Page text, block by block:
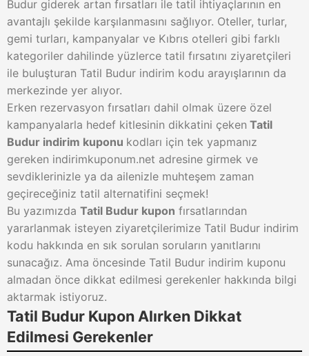
Budur giderek artan fırsatları ile tatil ihtiyaçlarının en
avantajlı şekilde karşılanmasını sağlıyor. Oteller, turlar,
gemi turları, kampanyalar ve Kıbrıs otelleri gibi farklı
kategoriler dahilinde yüzlerce tatil fırsatını ziyaretçileri
ile buluşturan Tatil Budur indirim kodu arayışlarının da
merkezinde yer alıyor.
Erken rezervasyon fırsatları dahil olmak üzere özel
kampanyalarla hedef kitlesinin dikkatini çeken Tatil
Budur indirim kuponu kodları için tek yapmanız
gereken indirimkuponum.net adresine girmek ve
sevdiklerinizle ya da ailenizle muhteşem zaman
geçireceğiniz tatil alternatifini seçmek!
Bu yazımızda Tatil Budur kupon fırsatlarından
yararlanmak isteyen ziyaretçilerimize Tatil Budur indirim
kodu hakkında en sık sorulan soruların yanıtlarını
sunacağız. Ama öncesinde Tatil Budur indirim kuponu
almadan önce dikkat edilmesi gerekenler hakkında bilgi
aktarmak istiyoruz.
Tatil Budur Kupon Alırken Dikkat
Edilmesi Gerekenler